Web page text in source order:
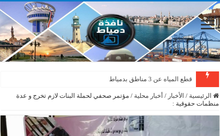
قطع المياه عن 3 مناطق بدمياط
الرئيسية / الأخبار / أخبار محلية / مؤتمر صحفي لحملة البنات لازم تخرج و عدة
منظمات حقوقية :